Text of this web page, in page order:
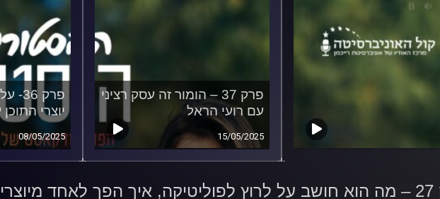
מיוצרי התוכן
פרק 37 – הומור זה עסק רציני
עם רועי הראל
15/05/2025
פרק
יוצרי
08/05/2025
פרק 27 – מה הוא חושב על לרוץ לפוליטיקה, איך הפך לאחד